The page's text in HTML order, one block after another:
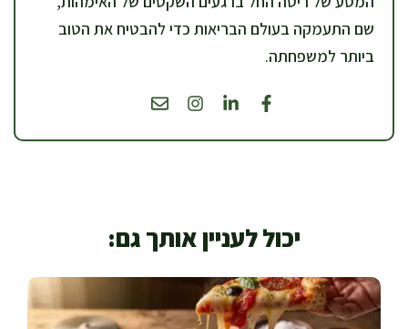
שם התעמקה בעולם הבריאות כדי להבטיח את הטוב
ביותר למשפחתה.
יכול לעניין אותך גם: